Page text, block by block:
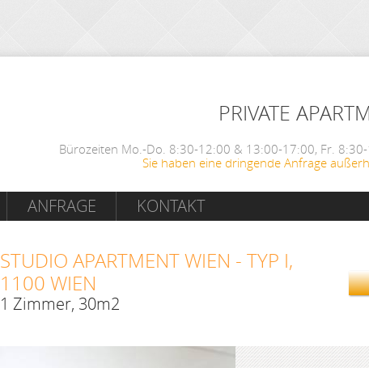
PRIVATE
Bürozeiten Mo.-Do. 8:30-12:00 & 13:00-17:00, Fr.
Sie haben eine dringende Anfrage
ANFRAGE KONTAKT
STUDIO APARTMENT WIEN - TYP I,
1100 WIEN
1 Zimmer, 30m2